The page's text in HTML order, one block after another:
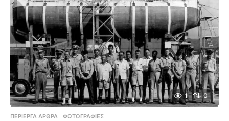
1 0
ΠΕΡΊΕΡΓΑ ΆΡΘΡΑ ,ΦΩΤΟΓΡΑΦΊΕΣ